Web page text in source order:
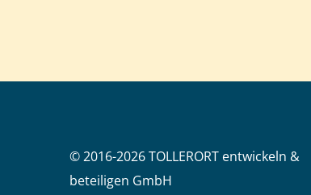
© 2016-2026 TOLLERORT entwickeln &
beteiligen GmbH